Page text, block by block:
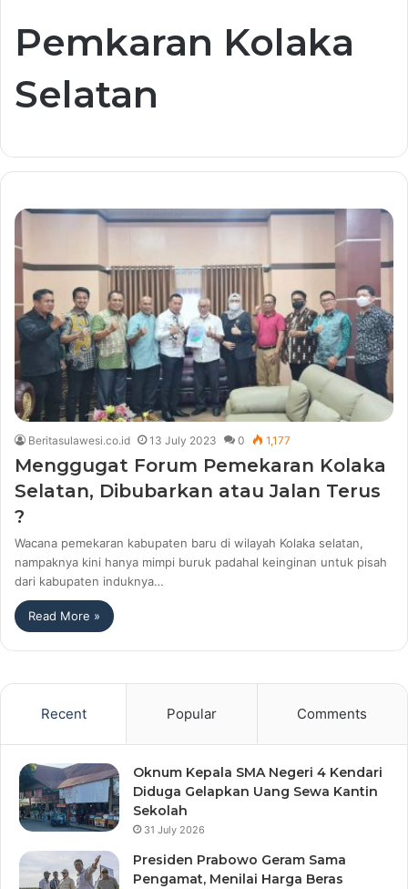
Pemkaran Kolaka
Selatan
Beritasulawesi.co.id 13 July 2023 0 1,177
Menggugat Forum Pemekaran Kolaka
Selatan, Dibubarkan atau Jalan Terus
?
Wacana pemekaran kabupaten baru di wilayah Kolaka selatan,
nampaknya kini hanya mimpi buruk padahal keinginan untuk pisah
dari kabupaten induknya…
Read More »
Recent Popular Comments
Oknum Kepala SMA Negeri 4 Kendari
Diduga Gelapkan Uang Sewa Kantin
Sekolah
31 July 2026
Presiden Prabowo Geram Sama
Pengamat, Menilai Harga Beras